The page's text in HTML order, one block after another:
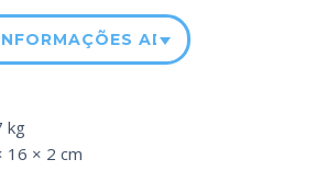
ADICIONAIS
kg
16 × 2 cm